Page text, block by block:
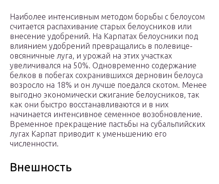
Наиболее интенсивным методом борьбы с белоусом
считается распахивание старых белоусников или
внесение удобрений. На Карпатах белоусники под
влиянием удобрений превращались в полевице-
овсяничные луга, и урожай на этих участках
увеличивался на 50%. Одновременно содержание
белков в побегах сохранившихся дерновин белоуса
возросло на 18% и он лучше поедался скотом. Менее
выгодно экономически сжигание белоусников, так
как они быстро восстанавливаются и в них
начинается интенсивное семенное возобновление.
Временное прекращение пастьбы на субальпийских
лугах Карпат приводит к уменьшению его
численности.
Внешность